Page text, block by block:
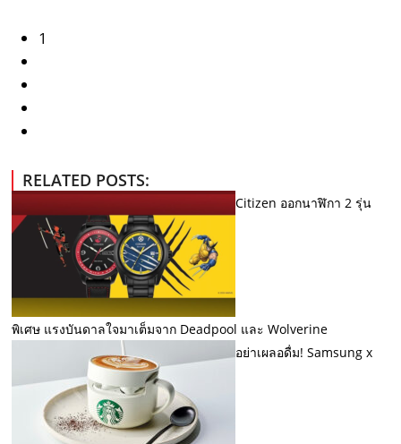
1
RELATED POSTS:
Citizen ออกนาฬิกา 2 รุ่น
พิเศษ แรงบันดาลใจมาเต็มจาก Deadpool และ Wolverine
อย่าเผลอดื่ม! Samsung x